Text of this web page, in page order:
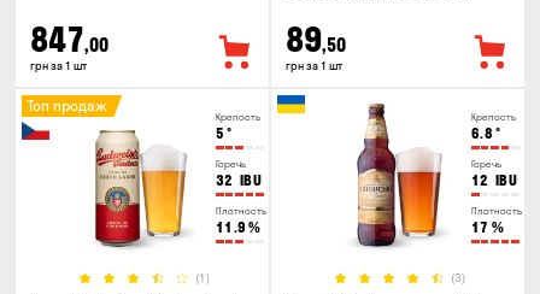
847,00
грн за 1 шт
89,50
грн за 1 шт
Крепость
5 °
Горечь
32 IBU
Плотность
11.9 %
(1)
Топ продаж
Крепость
6.8 °
Горечь
12 IBU
Плотность
17 %
(3)